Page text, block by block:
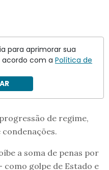
de regime,
a soma de penas por
golpe de Estado e
para aprimorar sua
acordo com a Política de